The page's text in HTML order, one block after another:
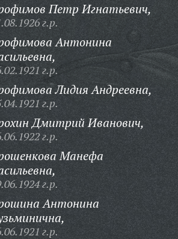
Петр Игнатьевич,
г.р.
Антонина
г.р.
Лидия Андреевна,
г.р.
Дмитрий Иванович,
г.р.
Манефа
г.р.
Антонина
г.р.